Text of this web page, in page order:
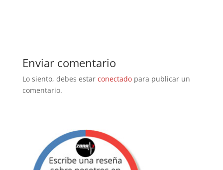
Enviar comentario
Lo siento, debes estar conectadopara publicar un
comentario.